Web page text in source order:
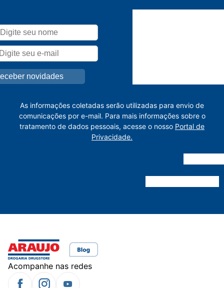
As informações coletadas serão utilizadas para envio de
comunicações por e-mail. Para mais informações sobre o
tratamento de dados pessoais, acesse o nosso Portal de
Privacidade.
Acompanhe nas redes